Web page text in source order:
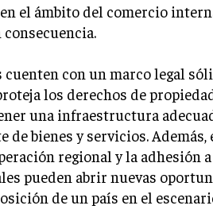
el ámbito del comercio
cuenten con un marco legal
los derechos de
una infraestructura
bienes y servicios. Además,
regional y la adhesión
pueden abrir nuevas
de un país en el